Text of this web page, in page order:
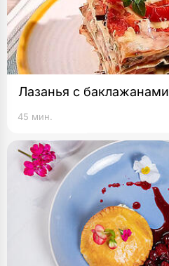
Лазанья с баклажанами
45 мин.